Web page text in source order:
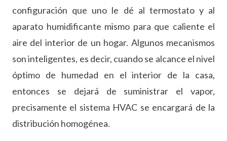
configuración que uno le dé al termostato y al
aparato humidificante mismo para que caliente el
aire del interior de un hogar. Algunos mecanismos
son inteligentes, es decir, cuando se alcance el nivel
óptimo de humedad en el interior de la casa,
entonces se dejará de suministrar el vapor,
precisamente el sistema HVAC se encargará de la
distribución homogénea.